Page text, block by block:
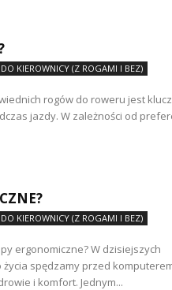
KIEROWNICY (Z ROGAMI I BEZ)
rogów do roweru jest
jazdy. W zależności od
KIEROWNICY (Z ROGAMI I BEZ)
ergonomiczne? W dzisiejszych
spędzamy przed
i komfort. Jednym...